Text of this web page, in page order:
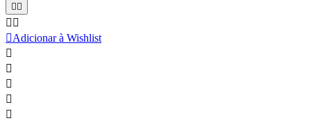
 
 
Adicionar à Wishlist




